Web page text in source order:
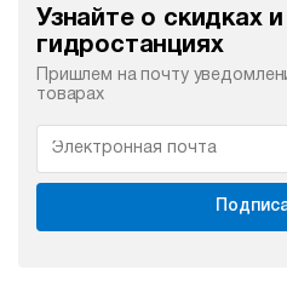
Узнайте о скидках
гидростанциях
Пришлем на почту
товарах